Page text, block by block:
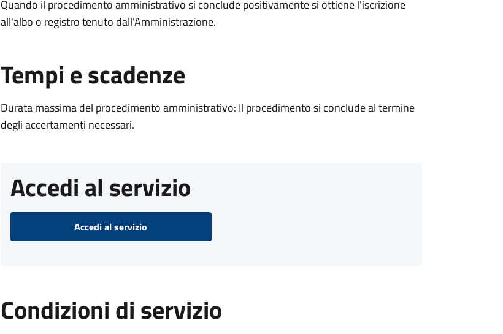
Quando il procedimento amministrativo si conclude positivamente si ottiene l'iscrizione
all'albo o registro tenuto dall'Amministrazione.
Tempi e scadenze
Durata massima del procedimento amministrativo: Il procedimento si conclude al termine
degli accertamenti necessari.
Accedi al servizio
Accedi al servizio
Condizioni di servizio